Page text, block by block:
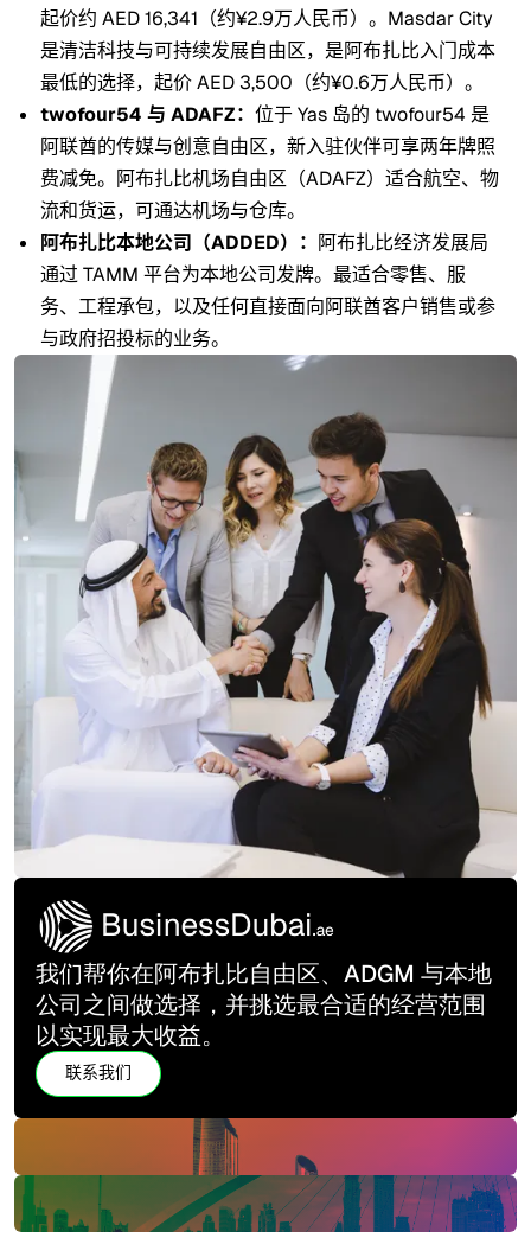
起价约 AED 16,341（约¥2.9万人民币）。Masdar City
是清洁科技与可持续发展自由区，是阿布扎比入门成本
最低的选择，起价 AED 3,500（约¥0.6万人民币）。
twofour54 与 ADAFZ：位于 Yas 岛的 twofour54 是
阿联酋的传媒与创意自由区，新入驻伙伴可享两年牌照
费减免。阿布扎比机场自由区（ADAFZ）适合航空、物
流和货运，可通达机场与仓库。
阿布扎比本地公司（ADDED）： 阿布扎比经济发展局
通过 TAMM 平台为本地公司发牌。最适合零售、服
务、工程承包，以及任何直接面向阿联酋客户销售或参
与政府招投标的业务。
我们帮你在阿布扎比自由区、ADGM 与本地
公司之间做选择，并挑选最合适的经营范围
以实现最大收益。
联系我们
联系我们